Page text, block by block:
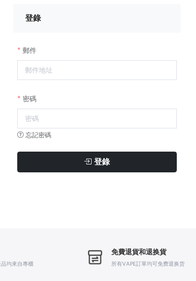
登錄
郵件
密碼
忘記密碼
登錄
均來自專櫃
免費退貨和退换貨
所有VAPE訂單均可免费退换货